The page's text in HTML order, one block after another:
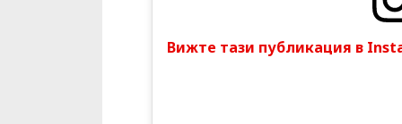
Вижте тази публикация в